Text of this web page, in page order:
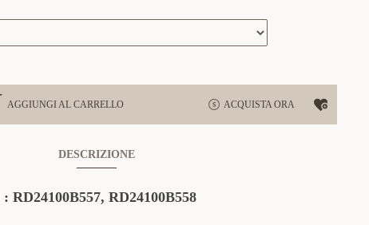
AGGIUNGI AL CARRELLO ACQUISTA ORA
DESCRIZIONE
: RD24100B557, RD24100B558